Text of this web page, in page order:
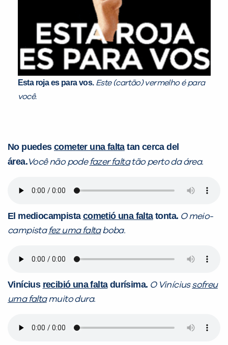
Esta roja es para vos. Este (cartão) vermelho é para
você.
No puedescometer una faltatan cerca del
área.Você não pode fazer faltatão perto da área.
El mediocampista cometió una faltatonta. O meio-
campista fez uma faltaboba.
Vinícius recibió una faltadurísima. O Viníciussofreu
uma faltamuito dura.